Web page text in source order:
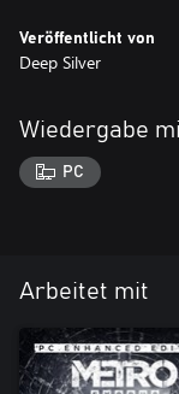
Veröffentlicht von
Deep Silver
Wiedergabe
PC
Arbeitet mit